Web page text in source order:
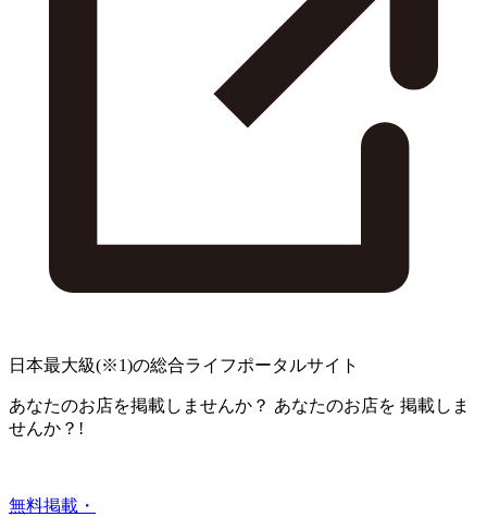
日本最大級(※1)の総合ライフポータルサイト
あなたのお店を掲載しませんか？ あなたのお店を 掲載しま
せんか？!
無料掲載・